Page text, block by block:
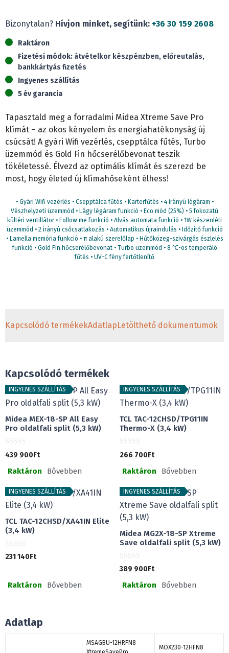
SP
Pro
oldalfali
split
(3,5
mennyiség
Bizonytalan? Hívjon minket, segítünk: +36 30 159 2608
Raktáron
Fizetési módok: átvételkor készpénzben, előreutalás,
bankkártyás fizetés
Ingyenes szállítás
5 év garancia
Tapasztald meg a forradalmi Midea Xtreme Save Pro
klímát – az okos kényelem és energiahatékonyság új
csúcsát! A gyári Wifi vezérlés, csepptálca fűtés, Turbo
üzemmód és Gold Fin hőcserélőbevonat teszik
tökéletessé. Élvezd az optimális klímát és szerezd be
most, hogy életed új klímahőseként élhess!
• Gyári Wifi vezérlés • Csepptálca fűtés • Karterfűtés • 4 irányú légáram •
Vészhelyzeti üzemmód • Lágy légáram funkció • Eco mód (25%) • 5 fokozatú
kültéri ventillátor • Follow me funkció • Alvás automata funkció • 1W készenléti
üzemmód • 2 irányú csőcsatlakozás • Automatikus újraindulás • Időzítő funkció
• Lamella memória funkció • π alakú szerelőlap • Hűtőközeg-szivárgás észlelés
funkció • Gold Fin hőcserélőbevonat • Turbo üzemmód • 8 ℃-os temperáló
fűtés • UV-C fény fertőtlenítő
Kapcsolódó termékekAdatlapLetölthető dokumentumok
Kapcsolódó termékek
INGYENES SZÁLLÍTÁS
Midea MEX-18-SP All Easy
Pro oldalfali split (5,3 kW)
0
a
l
439 900Ft
Raktáron Bővebben
INGYENES SZÁLLÍTÁS
TCL TAC-12CHSD/TPG11IN
Thermo-X (3,4 kW)
0
a
l
266 700Ft
Raktáron Bővebben
INGYENES SZÁLLÍTÁS
TCL TAC-12CHSD/XA41IN Elite
(3,4 kW)
0
a
b
231 140Ft
Raktáron Bővebben
INGYENES SZÁLLÍTÁS
Midea MG2X-18-SP Xtreme
Save oldalfali split (5,3 kW)
0
a
5
389 900Ft
Raktáron Bővebben
Adatlap
MSAGBU-12HRFN8
MOX230-12HFN8